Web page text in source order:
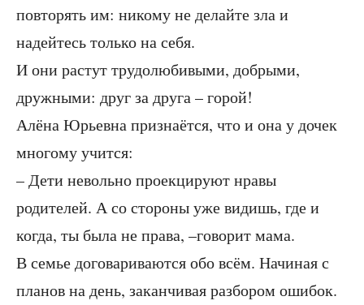
повторять им: никому не делайте зла и
надейтесь только на себя.
И они растут трудолюбивыми, добрыми,
дружными: друг за друга – горой!
Алёна Юрьевна признаётся, что и она у дочек
многому учится:
– Дети невольно проекцируют нравы
родителей. А со стороны уже видишь, где и
когда, ты была не права, –говорит мама.
В семье договариваются обо всём. Начиная с
планов на день, заканчивая разбором ошибок.